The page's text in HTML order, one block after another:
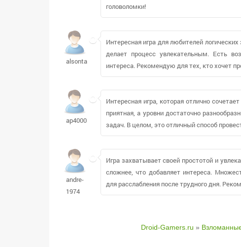
головоломки!
alsontan
Интересная игра для любителей
делает процесс увлекательным. Есть
интереса. Рекомендую для тех, кто хочет
ap4000
Интересная игра, которая отлично
приятная, а уровни достаточно
задач. В целом, это отличный способ
andre-
1974
Игра захватывает своей простотой и
сложнее, что добавляет интереса.
для расслабления после трудного дня.
Droid-Gamers.ru »